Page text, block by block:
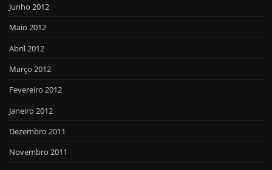
Junho 2012
Maio 2012
Abril 2012
Março 2012
Fevereiro 2012
Janeiro 2012
Dezembro 2011
Novembro 2011